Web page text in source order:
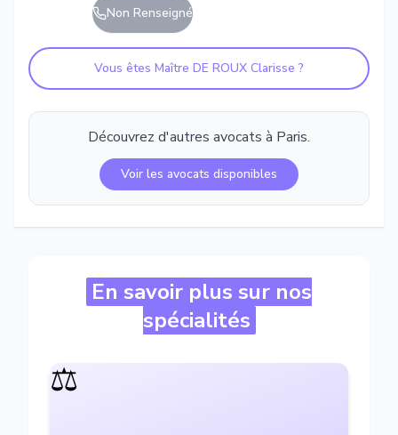
Non Renseigné
Vous êtes Maître DE ROUX Clarisse ?
Découvrez d'autres avocats à Paris.
Voir les avocats disponibles
En savoir plus sur nos
spécialités
⚖️